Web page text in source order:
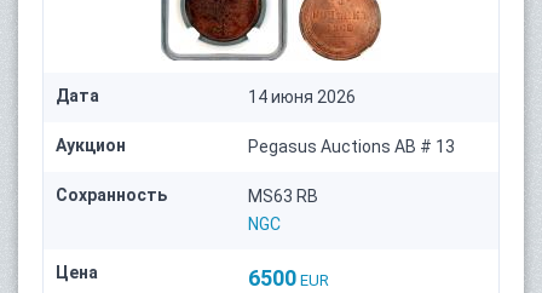
Дата 14 июня 2026
Аукцион Pegasus Auctions AB # 13
Сохранность
MS63 RB
NGC
Цена 6500 EUR